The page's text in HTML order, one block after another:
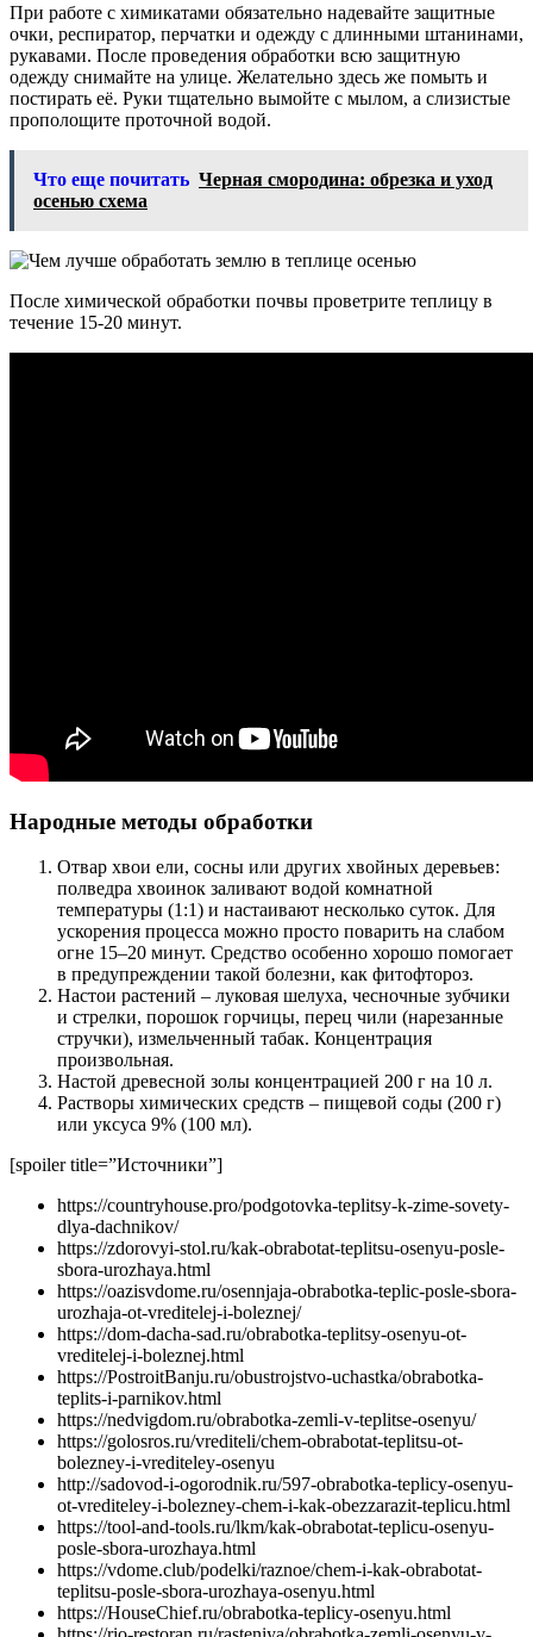
При работе с химикатами обязательно надевайте защитные
очки, респиратор, перчатки и одежду с длинными штанинами,
рукавами. После проведения обработки всю защитную
одежду снимайте на улице. Желательно здесь же помыть и
постирать её. Руки тщательно вымойте с мылом, а слизистые
прополощите проточной водой.
Что еще почитать Черная смородина: обрезка и уход
осенью схема
После химической обработки почвы проветрите теплицу в
течение 15-20 минут.
Народные методы обработки
Отвар хвои ели, сосны или других хвойных деревьев:
полведра хвоинок заливают водой комнатной
температуры (1:1) и настаивают несколько суток. Для
ускорения процесса можно просто поварить на слабом
огне 15–20 минут. Средство особенно хорошо помогает
в предупреждении такой болезни, как фитофтороз.
Настои растений – луковая шелуха, чесночные зубчики
и стрелки, порошок горчицы, перец чили (нарезанные
стручки), измельченный табак. Концентрация
произвольная.
Настой древесной золы концентрацией 200 г на 10 л.
Растворы химических средств – пищевой соды (200 г)
или уксуса 9% (100 мл).
[spoiler title=”Источники”]
https://countryhouse.pro/podgotovka-teplitsy-k-zime-sovety-
dlya-dachnikov/
https://zdorovyi-stol.ru/kak-obrabotat-teplitsu-osenyu-posle-
sbora-urozhaya.html
https://oazisvdome.ru/osennjaja-obrabotka-teplic-posle-sbora-
urozhaja-ot-vreditelej-i-boleznej/
https://dom-dacha-sad.ru/obrabotka-teplitsy-osenyu-ot-
vreditelej-i-boleznej.html
https://PostroitBanju.ru/obustrojstvo-uchastka/obrabotka-
teplits-i-parnikov.html
https://nedvigdom.ru/obrabotka-zemli-v-teplitse-osenyu/
https://golosros.ru/vrediteli/chem-obrabotat-teplitsu-ot-
bolezney-i-vrediteley-osenyu
http://sadovod-i-ogorodnik.ru/597-obrabotka-teplicy-osenyu-
ot-vrediteley-i-bolezney-chem-i-kak-obezzarazit-teplicu.html
https://tool-and-tools.ru/lkm/kak-obrabotat-teplicu-osenyu-
posle-sbora-urozhaya.html
https://vdome.club/podelki/raznoe/chem-i-kak-obrabotat-
teplitsu-posle-sbora-urozhaya-osenyu.html
https://HouseChief.ru/obrabotka-teplicy-osenyu.html